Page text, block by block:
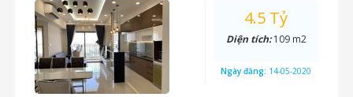
4.5 Tỷ
Diện tích:109 m2
Ngày đăng: 14-05-2020